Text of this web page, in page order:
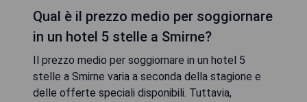
Qual è il prezzo medio per soggiornare
in un hotel 5 stelle a Smirne?
Il prezzo medio per soggiornare in un hotel 5
stelle a Smirne varia a seconda della stagione e
delle offerte speciali disponibili. Tuttavia,